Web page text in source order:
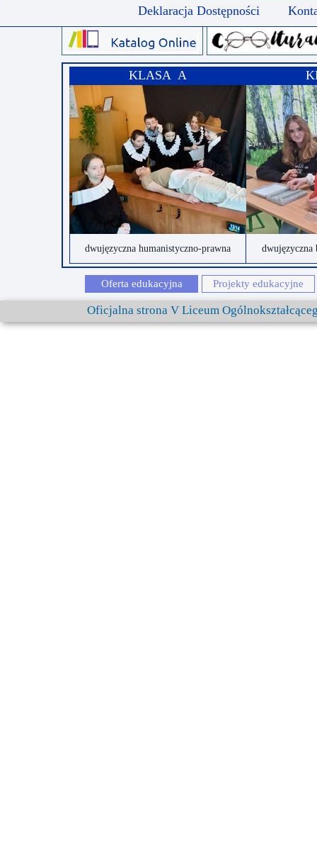
KLASA A
dwujęzyczna
dwujęzyczna humanistyczno-prawna
Deklaracja Dostępności
Projekty edukacyjne
Oferta edukacyjna
Oficjalna strona V Liceum